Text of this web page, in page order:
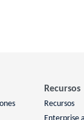
Recursos
Recursos